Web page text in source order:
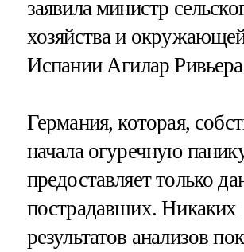
заявила министр
хозяйства и
Испании Агилар
Германия, которая,
начала огуречную
предоставляет только
пострадавших. Никаких
результатов анализов